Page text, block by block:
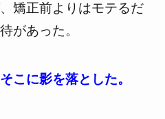
矯正前よりはモテるだ
があった。
こに影を落とした。